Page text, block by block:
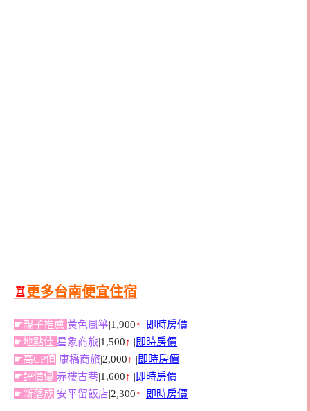
♖ 更多台南便宜住宿
☛親子推薦 黃色風箏|1,900↑ |即時房價
☛地點佳 星象商旅|1,500↑ |即時房價
☛高CP值 康橋商旅|2,000↑ |即時房價
☛評價優 赤樓古巷|1,600↑ |即時房價
☛新落成 安平留飯店|2,300↑ |即時房價